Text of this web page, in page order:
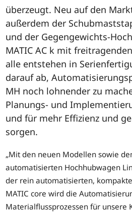
überzeugt. Neu auf den
außerdem der
und der Gegengewichts-
MATIC AC k mit
alle entstehen in
darauf ab,
MH noch lohnender zu
Planungs- und
und für mehr Effizienz und
sorgen.
„Mit den neuen Modellen sowie
automatisierten Hochhubwagen
der rein automatisierten,
MATIC core wird die
Materialflussprozessen für unsere